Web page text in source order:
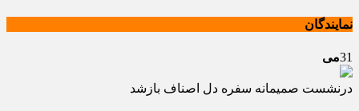
نمایندگان
31می
درنشست صمیمانه سفره دل اصناف بازشد